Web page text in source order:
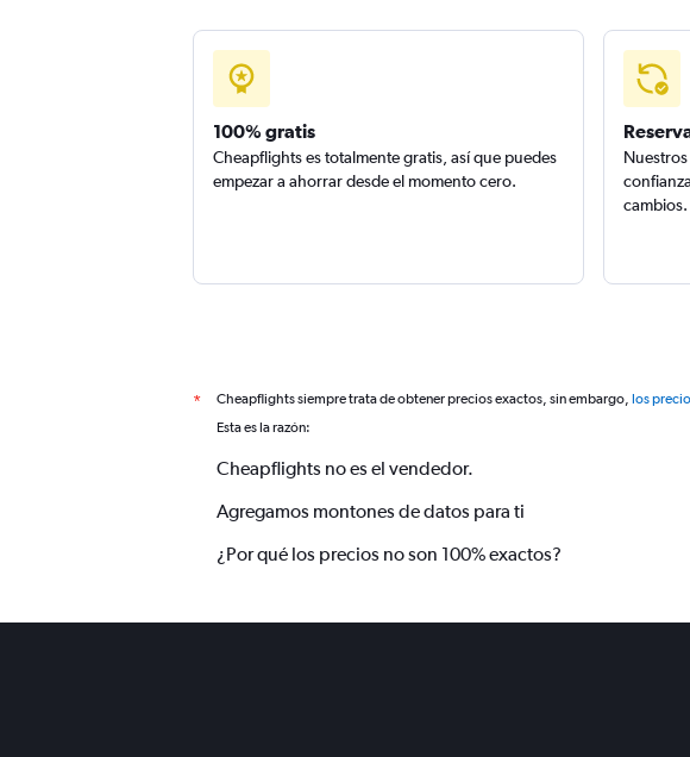
100% gratis
Cheapflights es totalmente gratis, así que puedes
empezar a ahorrar desde el momento cero.
cambios.
* Cheapflights siempre trata de obtener precios exactos, sin embargo, los
Esta es la razón:
Cheapflights no es el vendedor.
Agregamos montones de datos para ti
¿Por qué los precios no son 100% exactos?